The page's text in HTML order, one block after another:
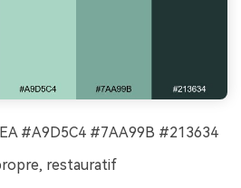
#A9D5C4 #7AA99B #213634
restauratif